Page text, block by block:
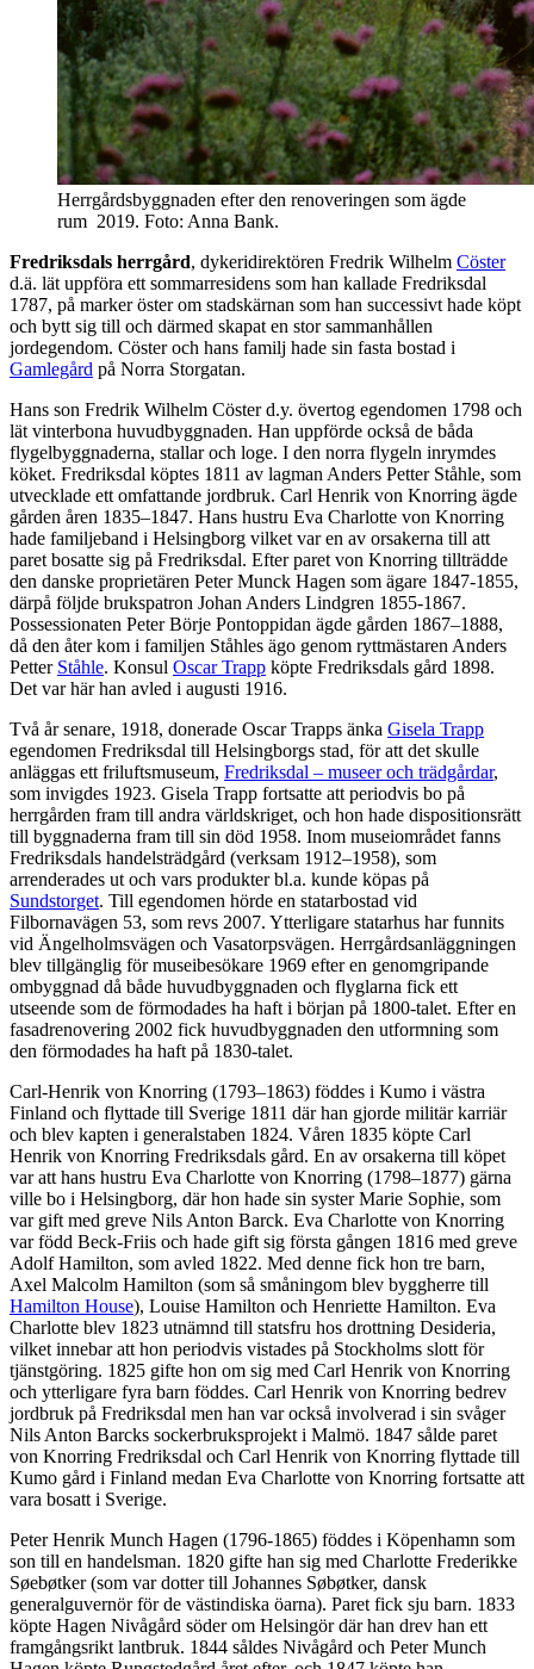
Herrgårdsbyggnaden efter den renoveringen som ägde
rum 2019. Foto: Anna Bank.
Fredriksdals herrgård, dykeridirektören Fredrik Wilhelm Cöster
d.ä. lät uppföra ett sommarresidens som han kallade Fredriksdal
1787, på marker öster om stadskärnan som han successivt hade köpt
och bytt sig till och därmed skapat en stor sammanhållen
jordegendom. Cöster och hans familj hade sin fasta bostad i
Gamlegård på Norra Storgatan.
Hans son Fredrik Wilhelm Cöster d.y. övertog egendomen 1798 och
lät vinterbona huvudbyggnaden. Han uppförde också de båda
flygelbyggnaderna, stallar och loge. I den norra flygeln inrymdes
köket. Fredriksdal köptes 1811 av lagman Anders Petter Ståhle, som
utvecklade ett omfattande jordbruk. Carl Henrik von Knorring ägde
gården åren 1835–1847. Hans hustru Eva Charlotte von Knorring
hade familjeband i Helsingborg vilket var en av orsakerna till att
paret bosatte sig på Fredriksdal. Efter paret von Knorring tillträdde
den danske proprietären Peter Munck Hagen som ägare 1847-1855,
därpå följde brukspatron Johan Anders Lindgren 1855-1867.
Possessionaten Peter Börje Pontoppidan ägde gården 1867–1888,
då den åter kom i familjen Ståhles ägo genom ryttmästaren Anders
Petter Ståhle. Konsul Oscar Trapp köpte Fredriksdals gård 1898.
Det var här han avled i augusti 1916.
Två år senare, 1918, donerade Oscar Trapps änka Gisela Trapp
egendomen Fredriksdal till Helsingborgs stad, för att det skulle
anläggas ett friluftsmuseum, Fredriksdal – museer och trädgårdar,
som invigdes 1923. Gisela Trapp fortsatte att periodvis bo på
herrgården fram till andra världskriget, och hon hade dispositionsrätt
till byggnaderna fram till sin död 1958. Inom museiområdet fanns
Fredriksdals handelsträdgård (verksam 1912–1958), som
arrenderades ut och vars produkter bl.a. kunde köpas på
Sundstorget. Till egendomen hörde en statarbostad vid
Filbornavägen 53, som revs 2007. Ytterligare statarhus har funnits
vid Ängelholmsvägen och Vasatorpsvägen. Herrgårdsanläggningen
blev tillgänglig för museibesökare 1969 efter en genomgripande
ombyggnad då både huvudbyggnaden och flyglarna fick ett
utseende som de förmodades ha haft i början på 1800-talet. Efter en
fasadrenovering 2002 fick huvudbyggnaden den utformning som
den förmodades ha haft på 1830-talet.
Carl-Henrik von Knorring (1793–1863) föddes i Kumo i västra
Finland och flyttade till Sverige 1811 där han gjorde militär karriär
och blev kapten i generalstaben 1824. Våren 1835 köpte Carl
Henrik von Knorring Fredriksdals gård. En av orsakerna till köpet
var att hans hustru Eva Charlotte von Knorring (1798–1877) gärna
ville bo i Helsingborg, där hon hade sin syster Marie Sophie, som
var gift med greve Nils Anton Barck. Eva Charlotte von Knorring
var född Beck-Friis och hade gift sig första gången 1816 med greve
Adolf Hamilton, som avled 1822. Med denne fick hon tre barn,
Axel Malcolm Hamilton (som så småningom blev byggherre till
Hamilton House), Louise Hamilton och Henriette Hamilton. Eva
Charlotte blev 1823 utnämnd till statsfru hos drottning Desideria,
vilket innebar att hon periodvis vistades på Stockholms slott för
tjänstgöring. 1825 gifte hon om sig med Carl Henrik von Knorring
och ytterligare fyra barn föddes. Carl Henrik von Knorring bedrev
jordbruk på Fredriksdal men han var också involverad i sin svåger
Nils Anton Barcks sockerbruksprojekt i Malmö. 1847 sålde paret
von Knorring Fredriksdal och Carl Henrik von Knorring flyttade till
Kumo gård i Finland medan Eva Charlotte von Knorring fortsatte att
vara bosatt i Sverige.
Peter Henrik Munch Hagen (1796-1865) föddes i Köpenhamn som
son till en handelsman. 1820 gifte han sig med Charlotte Frederikke
Søebøtker (som var dotter till Johannes Søbøtker, dansk
generalguvernör för de västindiska öarna). Paret fick sju barn. 1833
köpte Hagen Nivågård söder om Helsingör där han drev han ett
framgångsrikt lantbruk. 1844 såldes Nivågård och Peter Munch